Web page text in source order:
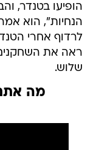
הופיעו בטנדר,
הנחיות", הוא
לרדוף אחרי
ראה את
שלוש.
מה